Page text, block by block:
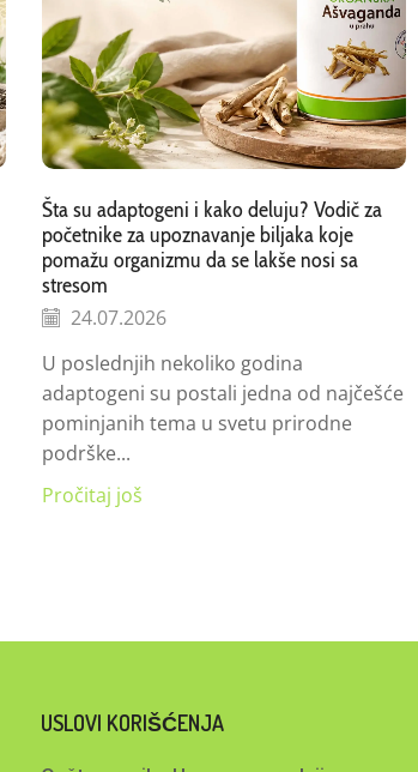
Šta su adaptogeni i kako deluju? Vodič za
početnike za upoznavanje biljaka koje
pomažu organizmu da se lakše nosi sa
stresom
24.07.2026
U poslednjih nekoliko godina
adaptogeni su postali jedna od najčešće
pominjanih tema u svetu prirodne
podrške...
Pročitaj još
USLOVI KORIŠĆENJA